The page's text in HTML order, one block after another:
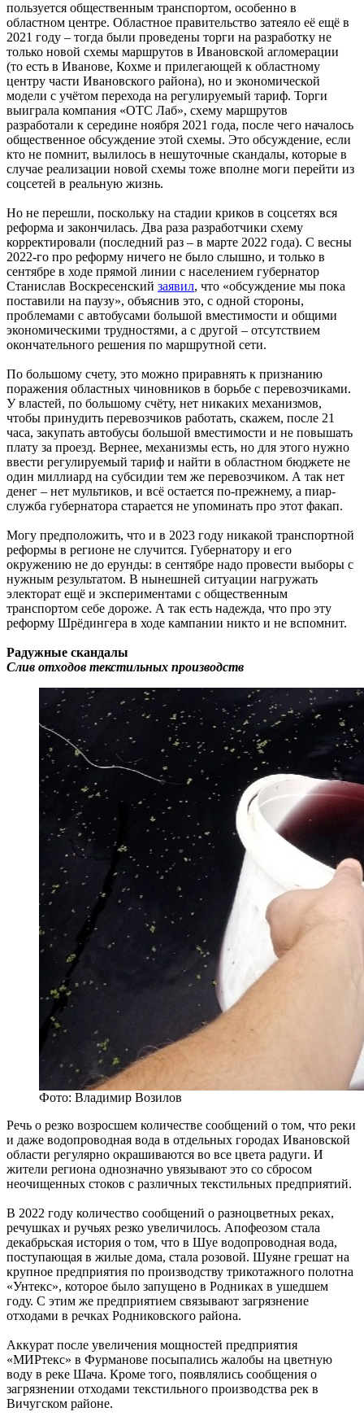
пользуется общественным транспортом, особенно в
областном центре. Областное правительство затеяло её ещё в
2021 году – тогда были проведены торги на разработку не
только новой схемы маршрутов в Ивановской агломерации
(то есть в Иванове, Кохме и прилегающей к областному
центру части Ивановского района), но и экономической
модели с учётом перехода на регулируемый тариф. Торги
выиграла компания «ОТС Лаб», схему маршрутов
разработали к середине ноября 2021 года, после чего началось
общественное обсуждение этой схемы. Это обсуждение, если
кто не помнит, вылилось в нешуточные скандалы, которые в
случае реализации новой схемы тоже вполне моги перейти из
соцсетей в реальную жизнь.
Но не перешли, поскольку на стадии криков в соцсетях вся
реформа и закончилась. Два раза разработчики схему
корректировали (последний раз – в марте 2022 года). С весны
2022-го про реформу ничего не было слышно, и только в
сентябре в ходе прямой линии с населением губернатор
Станислав Воскресенский заявил, что «обсуждение мы пока
поставили на паузу», объяснив это, с одной стороны,
проблемами с автобусами большой вместимости и общими
экономическими трудностями, а с другой – отсутствием
окончательного решения по маршрутной сети.
По большому счету, это можно приравнять к признанию
поражения областных чиновников в борьбе с перевозчиками.
У властей, по большому счёту, нет никаких механизмов,
чтобы принудить перевозчиков работать, скажем, после 21
часа, закупать автобусы большой вместимости и не повышать
плату за проезд. Вернее, механизмы есть, но для этого нужно
ввести регулируемый тариф и найти в областном бюджете не
один миллиард на субсидии тем же перевозчиком. А так нет
денег – нет мультиков, и всё остается по-прежнему, а пиар-
служба губернатора старается не упоминать про этот факап.
Могу предположить, что и в 2023 году никакой транспортной
реформы в регионе не случится. Губернатору и его
окружению не до ерунды: в сентябре надо провести выборы с
нужным результатом. В нынешней ситуации нагружать
электорат ещё и экспериментами с общественным
транспортом себе дороже. А так есть надежда, что про эту
реформу Шрёдингера в ходе кампании никто и не вспомнит.
Радужные скандалы
Слив отходов текстильных производств
Фото: Владимир Возилов
Речь о резко возросшем количестве сообщений о том, что реки
и даже водопроводная вода в отдельных городах Ивановской
области регулярно окрашиваются во все цвета радуги. И
жители региона однозначно увязывают это со сбросом
неочищенных стоков с различных текстильных предприятий.
В 2022 году количество сообщений о разноцветных реках,
речушках и ручьях резко увеличилось. Апофеозом стала
декабрьская история о том, что в Шуе водопроводная вода,
поступающая в жилые дома, стала розовой. Шуяне грешат на
крупное предприятия по производству трикотажного полотна
«Унтекс», которое было запущено в Родниках в ушедшем
году. С этим же предприятием связывают загрязнение
отходами в речках Родниковского района.
Аккурат после увеличения мощностей предприятия
«МИРтекс» в Фурманове посыпались жалобы на цветную
воду в реке Шача. Кроме того, появлялись сообщения о
загрязнении отходами текстильного производства рек в
Вичугском районе.